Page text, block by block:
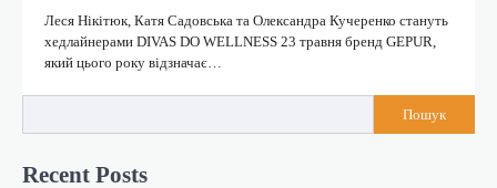
Леся Нікітюк, Катя Садовська та Олександра Кучеренко стануть
хедлайнерами DIVAS DO WELLNESS 23 травня бренд GEPUR,
який цього року відзначає…
Пошук
Recent Posts